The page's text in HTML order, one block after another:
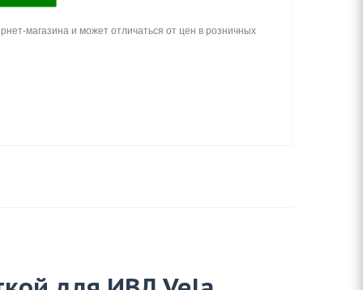
магазина и может отличаться от цен в розничных